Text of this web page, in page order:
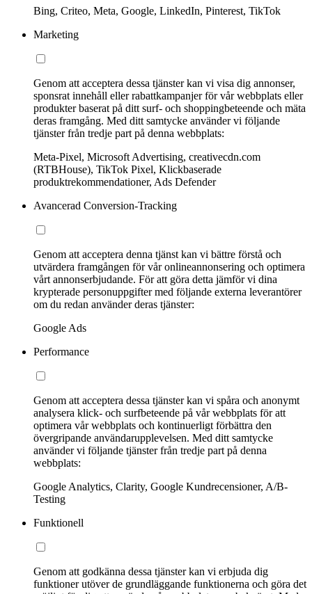
Bing, Criteo, Meta, Google, LinkedIn, Pinterest, TikTok
Marketing
Genom att acceptera dessa tjänster kan vi visa dig annonser,
sponsrat innehåll eller rabattkampanjer för vår webbplats eller
produkter baserat på ditt surf- och shoppingbeteende och mäta
deras framgång. Med ditt samtycke använder vi följande
tjänster från tredje part på denna webbplats:
Meta-Pixel, Microsoft Advertising, creativecdn.com
(RTBHouse), TikTok Pixel, Klickbaserade
produktrekommendationer, Ads Defender
Avancerad Conversion-Tracking
Genom att acceptera denna tjänst kan vi bättre förstå och
utvärdera framgången för vår onlineannonsering och optimera
vårt annonserbjudande. För att göra detta jämför vi dina
krypterade personuppgifter med följande externa leverantörer
om du redan använder deras tjänster:
Google Ads
Performance
Genom att acceptera dessa tjänster kan vi spåra och anonymt
analysera klick- och surfbeteende på vår webbplats för att
optimera vår webbplats och kontinuerligt förbättra den
övergripande användarupplevelsen. Med ditt samtycke
använder vi följande tjänster från tredje part på denna
webbplats:
Google Analytics, Clarity, Google Kundrecensioner, A/B-
Testing
Funktionell
Genom att godkänna dessa tjänster kan vi erbjuda dig
funktioner utöver de grundläggande funktionerna och göra det